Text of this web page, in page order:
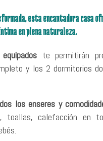
esta encantadora casa
en plena naturaleza.
te permitirán
y los 2 dormitorios
los enseres y
toallas, calefacción en